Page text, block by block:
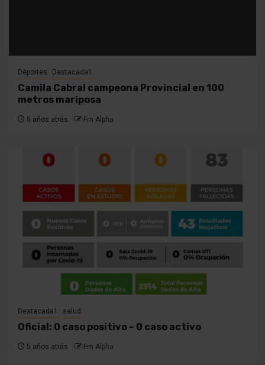
Deportes Destacada1
Camila Cabral campeona Provincial en 100
metros mariposa
5 años atrás Fm Alpha
Destacada1 salud
Oficial: 0 caso positivo – 0 caso activo
5 años atrás Fm Alpha